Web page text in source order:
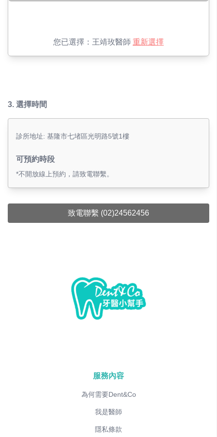
您已選擇： 王靖玫醫師 重新選擇
3. 選擇時間
診所地址: 基隆市七堵區光明路5號1樓
可預約時段
*不開放線上預約，請致電聯繫。
致電聯繫 (02)24562456
服務內容
為何需要Dent&Co
我是醫師
隱私條款